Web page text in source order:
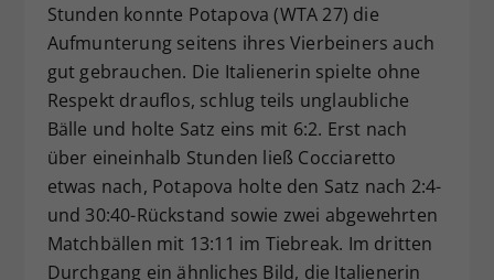
Stunden konnte Potapova (WTA 27) die
Aufmunterung seitens ihres Vierbeiners auch
gut gebrauchen. Die Italienerin spielte ohne
Respekt drauflos, schlug teils unglaubliche
Bälle und holte Satz eins mit 6:2. Erst nach
über eineinhalb Stunden ließ Cocciaretto
etwas nach, Potapova holte den Satz nach 2:4-
und 30:40-Rückstand sowie zwei abgewehrten
Matchbällen mit 13:11 im Tiebreak. Im dritten
Durchgang ein ähnliches Bild, die Italienerin